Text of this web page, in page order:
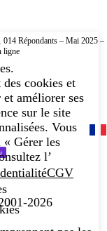
Répondants – Mai 2025 –
ligne
CGV
2026
cookies et
améliorer ses
sur le site
Vous
Gérer les
l’